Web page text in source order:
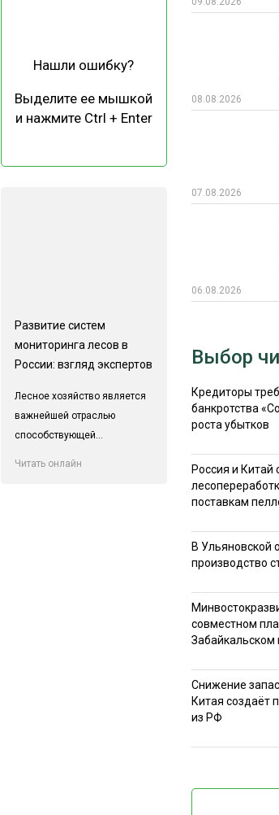
ИТОГИ МЕРОПРИЯТИЙ
Нашли ошибку?
Выделите ее мышкой
и нажмите Ctrl + Enter
Развитие систем
мониторинга лесов в
России: взгляд экспертов
Лесное хозяйство является
важнейшей отраслью
способствующей...
Читать онлайн
08.08.2026
07.08.2026
06.08.2026
Выбор
Кредиторы
банкротства
роста убытков
Россия и Китай
поставкам
В Ульяновской
производство
совместном
Забайкальском
Снижение
Китая создаёт
из РФ